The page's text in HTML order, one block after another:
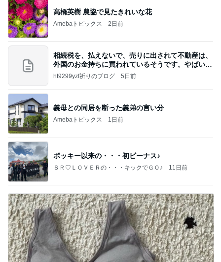
高橋英樹 農協で見たきれいな花
Amebaトピックス 2日前
相続税を、払えないで、売りに出されて不動産は、
外国のお金持ちに買われているそうです。やばいで
すよ
ht9299yzf祈りのブログ 5日前
義母との同居を断った義弟の言い分
Amebaトピックス 1日前
ポッキー以来の・・・初ビーナス♪
ＳＲ♡ＬＯＶＥＲの・・・キックでＧＯ♪ 11日前